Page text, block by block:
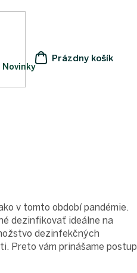
NÁKUPNÝ
Prázdny košík
Novinky
v tomto období pandémie.
dezinfikovať ideálne na
dezinfekčných
Preto vám prinášame postup